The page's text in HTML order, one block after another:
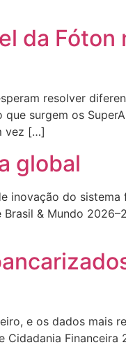
da Fóton
resolver
surgem os
vez […]
global
inovação do sistema
& Mundo
e os dados mais
Financeira